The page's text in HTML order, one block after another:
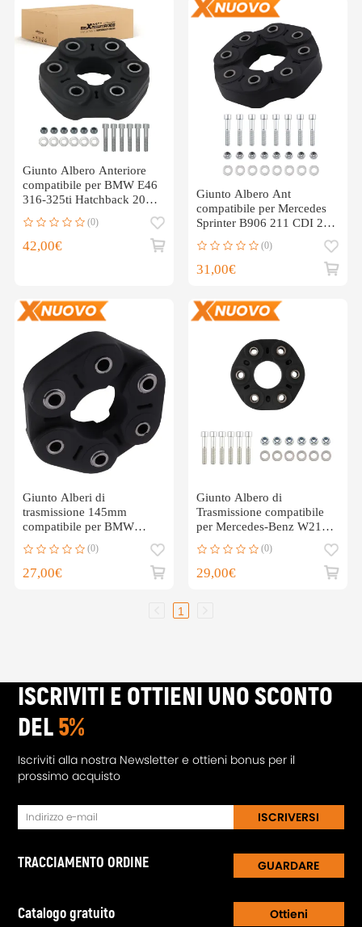
Giunto Albero Anteriore
compatibile per BMW E46
316-325ti Hatchback 2004-
(0)
42,00€
Giunto Albero Ant
compatibile per Mercedes
Sprinter B906 211 CDI 2.1
2006-2009 2404110115
(0)
31,00€
Giunto Alberi di
trasmissione 145mm
compatibile per BMW
26117546426
(0)
27,00€
Giunto Albero di
Trasmissione compatibile
per Mercedes-Benz W211
2114100215
(0)
29,00€
1
ISCRIVITI E OTTIENI UNO SCONTO
DEL5%
Iscriviti alla nostra Newsletter e ottieni bonus per il
prossimo acquisto
ISCRIVERSI
TRACCIAMENTO ORDINE GUARDARE
Catalogo gratuito Ottieni